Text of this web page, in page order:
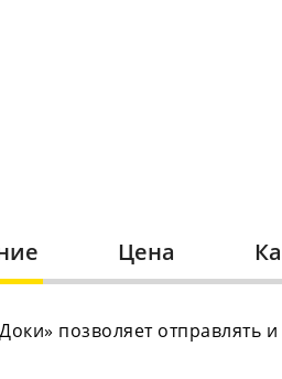
Цена
позволяет отправлять